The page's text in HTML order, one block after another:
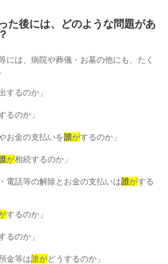
た後には、どのような問題があ
には、病院や葬儀・お墓の他にも、たく
するのか」
るのか」
お金の支払いを誰がするのか」
が相続するのか」
電話等の解除とお金の支払いは誰がする
するのか」
るのか」
金等は誰がどうするのか」